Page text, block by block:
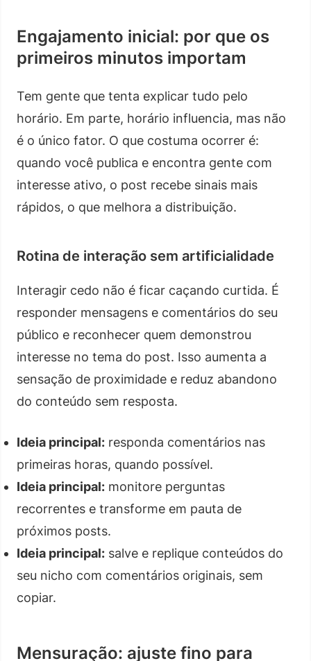
Engajamento inicial: por que os
primeiros minutos importam
Tem gente que tenta explicar tudo pelo
horário. Em parte, horário influencia, mas não
é o único fator. O que costuma ocorrer é:
quando você publica e encontra gente com
interesse ativo, o post recebe sinais mais
rápidos, o que melhora a distribuição.
Rotina de interação sem artificialidade
Interagir cedo não é ficar caçando curtida. É
responder mensagens e comentários do seu
público e reconhecer quem demonstrou
interesse no tema do post. Isso aumenta a
sensação de proximidade e reduz abandono
do conteúdo sem resposta.
Ideia principal: responda comentários nas
primeiras horas, quando possível.
Ideia principal: monitore perguntas
recorrentes e transforme em pauta de
próximos posts.
Ideia principal: salve e replique conteúdos do
seu nicho com comentários originais, sem
copiar.
Mensuração: ajuste fino para